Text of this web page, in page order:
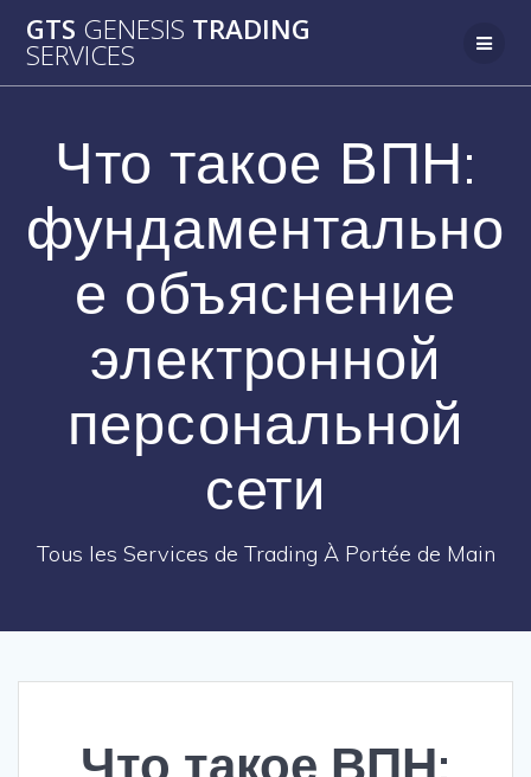
au
GTS GENESIS TRADING
SERVICES
Что такое ВПН:
фундаментально
е объяснение
электронной
персональной
сети
Tous les Services de Trading À Portée de Main
Что такое ВПН: